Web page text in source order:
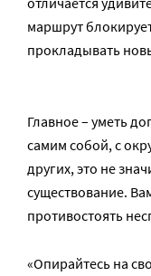
маршрут
прокладывать
Главное – уметь
самим собой, с
других, это не
существование.
противостоять
«Опирайтесь на